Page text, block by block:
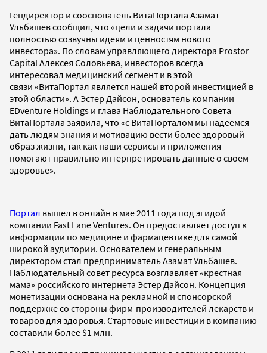
Гендиректор и сооснователь ВитаПортала Азамат
Ульбашев сообщил, что «цели и задачи портала
полностью созвучны идеям и ценностям нового
инвестора». По словам управляющего директора Prostor
Capital Алексея Соловьева, инвесторов всегда
интересовал медицинский сегмент и в этой
связи «ВитаПортал является нашей второй инвестицией в
этой области». А Эстер Дайсон, основатель компании
EDventure Holdings и глава Наблюдательного Совета
ВитаПортала заявила, что «с ВитаПорталом мы надеемся
дать людям знания и мотивацию вести более здоровый
образ жизни, так как наши сервисы и приложения
помогают правильно интерпретировать данные о своем
здоровье».
Портал вышел в онлайн в мае 2011 года под эгидой
компании Fast Lane Ventures. Он предоставляет доступ к
информации по медицине и фармацевтике для самой
широкой аудитории. Основателем и генеральным
директором стал предприниматель Азамат Ульбашев.
Наблюдательный совет ресурса возглавляет «крестная
мама» российского интернета Эстер Дайсон. Концепция
монетизации основана на рекламной и спонсорской
поддержке со стороны фирм-производителей лекарств и
товаров для здоровья. Стартовые инвестиции в компанию
составили более $1 млн.